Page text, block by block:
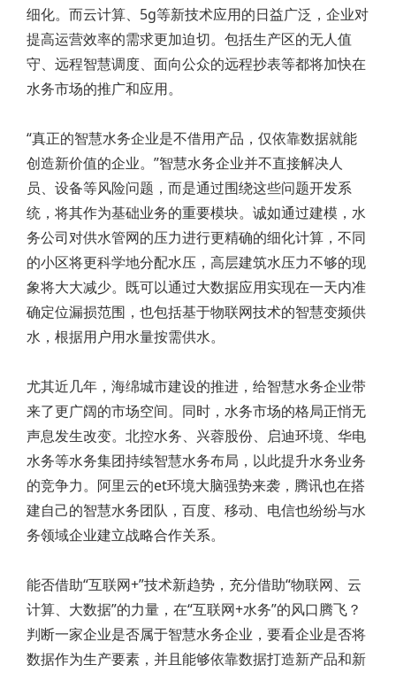
细化。而云计算、5g等新技术应用的日益广泛，企业对
提高运营效率的需求更加迫切。包括生产区的无人值
守、远程智慧调度、面向公众的远程抄表等都将加快在
水务市场的推广和应用。
“真正的智慧水务企业是不借用产品，仅依靠数据就能
创造新价值的企业。”智慧水务企业并不直接解决人
员、设备等风险问题，而是通过围绕这些问题开发系
统，将其作为基础业务的重要模块。诚如通过建模，水
务公司对供水管网的压力进行更精确的细化计算，不同
的小区将更科学地分配水压，高层建筑水压力不够的现
象将大大减少。既可以通过大数据应用实现在一天内准
确定位漏损范围，也包括基于物联网技术的智慧变频供
水，根据用户用水量按需供水。
尤其近几年，海绵城市建设的推进，给智慧水务企业带
来了更广阔的市场空间。同时，水务市场的格局正悄无
声息发生改变。北控水务、兴蓉股份、启迪环境、华电
水务等水务集团持续智慧水务布局，以此提升水务业务
的竞争力。阿里云的et环境大脑强势来袭，腾讯也在搭
建自己的智慧水务团队，百度、移动、电信也纷纷与水
务领域企业建立战略合作关系。
能否借助“互联网+”技术新趋势，充分借助“物联网、云
计算、大数据”的力量，在“互联网+水务”的风口腾飞？
判断一家企业是否属于智慧水务企业，要看企业是否将
数据作为生产要素，并且能够依靠数据打造新产品和新